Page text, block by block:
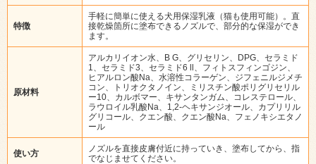
特徴
手軽に簡単に使える犬用保湿乳液（猫も使用可能）。直
接乾燥箇所に塗布できるノズルで、部分的な保湿ができ
ます。
原材料
アルカリイオン水、B G、グリセリン、DPG、セラミド
1、セラミド3、セラミド6 ll、フィトスフィンゴジン、
ヒアルロン酸Na、水溶性コラーゲン、ジフェニルジメチ
コン、トリオクタノイン、ミリスチン酸ポリグリセリル
ー10、カルボマー、キサンタンガム、コレステロール、
ラウロイル乳酸Na、1,2-ヘキサンジオール、カプリリル
グリコール、クエン酸、クエン酸Na、フェノキシエタノ
ール
使い方
ノズルを直接皮膚付近に持っていき、塗布してから、指
でなじませてください。